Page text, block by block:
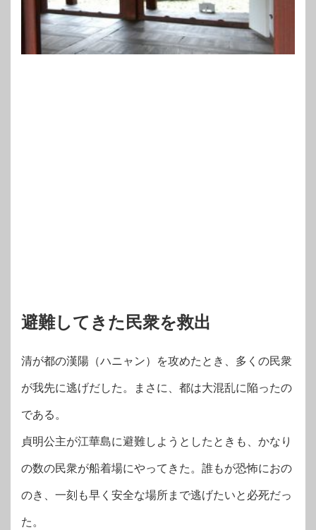
避難してきた民衆を救出
清が都の漢陽（ハニャン）を攻めたとき、多くの民衆
が我先に逃げだした。まさに、都は大混乱に陥ったの
である。
貞明公主が江華島に避難しようとしたときも、かなり
の数の民衆が船着場にやってきた。誰もが恐怖におの
のき、一刻も早く安全な場所まで逃げたいと必死だっ
た。